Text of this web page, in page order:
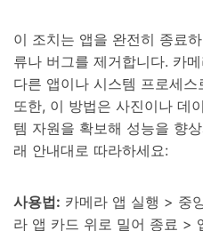
이 조치는 앱을 완전히 종료
류나 버그를 제거합니다. 카
다른 앱이나 시스템 프로세
또한, 이 방법은 사진이나 데
템 자원을 확보해 성능을 향
래 안내대로 따라하세요:
사용법: 카메라 앱 실행 > 중
라 앱 카드 위로 밀어 종료 >